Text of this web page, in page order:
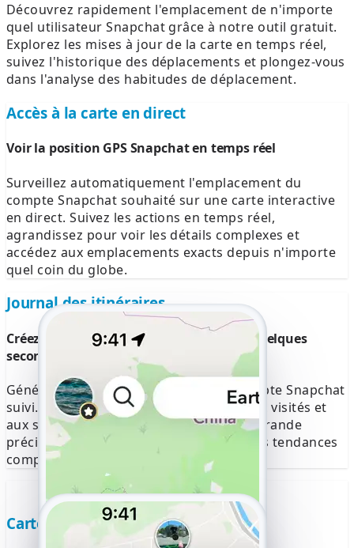
Découvrez rapidement l'emplacement de n'importe
quel utilisateur Snapchat grâce à notre outil gratuit.
Explorez les mises à jour de la carte en temps réel,
suivez l'historique des déplacements et plongez-vous
dans l'analyse des habitudes de déplacement.
Accès à la carte en direct
Voir la position GPS Snapchat en temps réel
Surveillez automatiquement l'emplacement du
compte Snapchat souhaité sur une carte interactive
en direct. Suivez les actions en temps réel,
agrandissez pour voir les détails complexes et
accédez aux emplacements exacts depuis n'importe
quel coin du globe.
Journal des itinéraires
Créez un historique de déplacement en quelques
secondes
Générez des itinéraires détaillés du compte Snapchat
suivi. Accédez aux horodatages, aux lieux visités et
aux schémas de déplacement avec une grande
précision afin d'analyser efficacement les tendances
comportementales.
Carte d'adresses